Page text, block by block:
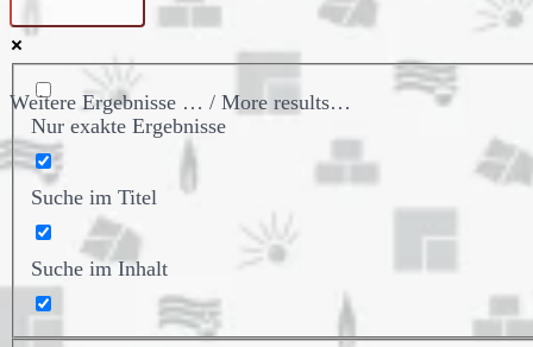
Weitere Ergebnisse … / More results…
Nur exakte Ergebnisse
Suche im Titel
Suche im Inhalt